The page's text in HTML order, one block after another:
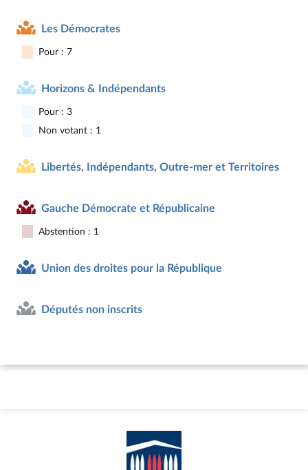
Les Démocrates
Pour : 7
Horizons & Indépendants
Pour : 3
Non votant : 1
Libertés, Indépendants, Outre-mer et Territoires
Gauche Démocrate et Républicaine
Abstention : 1
Union des droites pour la République
Députés non inscrits